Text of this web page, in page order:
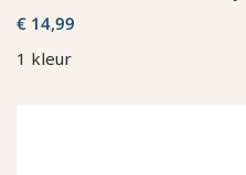
€ 14,99
1 kleur